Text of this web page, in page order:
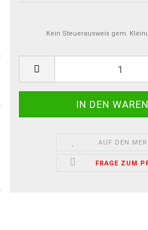
Kein Steuerausweis gem.
AUF DEN
FRAGE ZUM